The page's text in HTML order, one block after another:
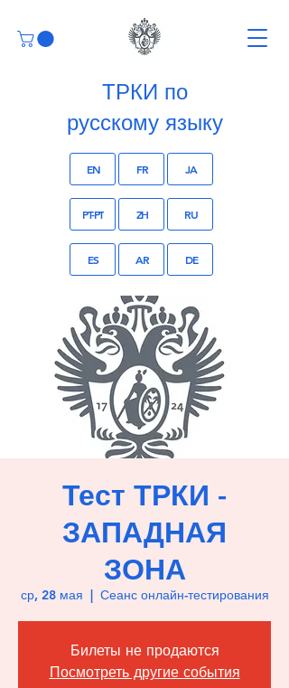
ТРКИ по
русскому языку
EN FR JA
PT-PT ZH RU
ES AR DE
Тест ТРКИ -
ЗАПАДНАЯ
ЗОНА
ср, 28 мая Сеанс онлайн-тестирования
Билеты не продаются
Посмотреть другие события